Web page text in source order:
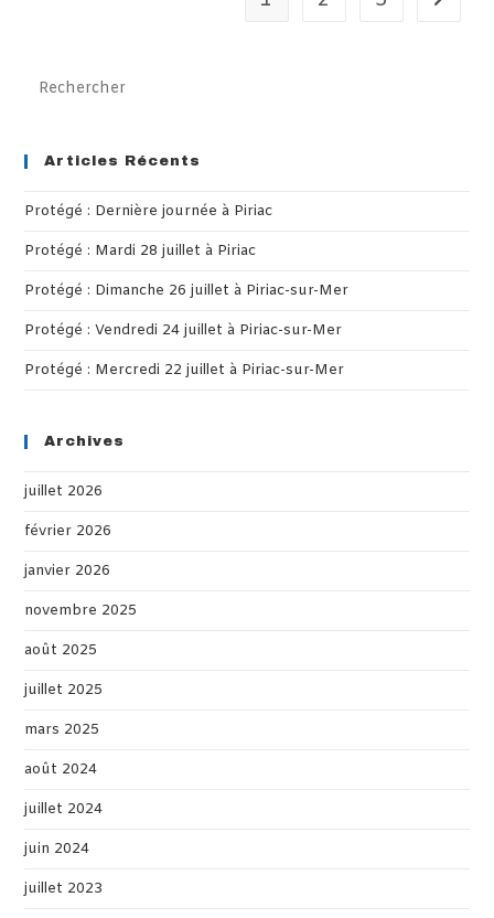
Articles Récents
Protégé : Dernière journée à Piriac
Protégé : Mardi 28 juillet à Piriac
Protégé : Dimanche 26 juillet à Piriac-sur-Mer
Protégé : Vendredi 24 juillet à Piriac-sur-Mer
Protégé : Mercredi 22 juillet à Piriac-sur-Mer
Archives
juillet 2026
février 2026
janvier 2026
novembre 2025
août 2025
juillet 2025
mars 2025
août 2024
juillet 2024
juin 2024
juillet 2023